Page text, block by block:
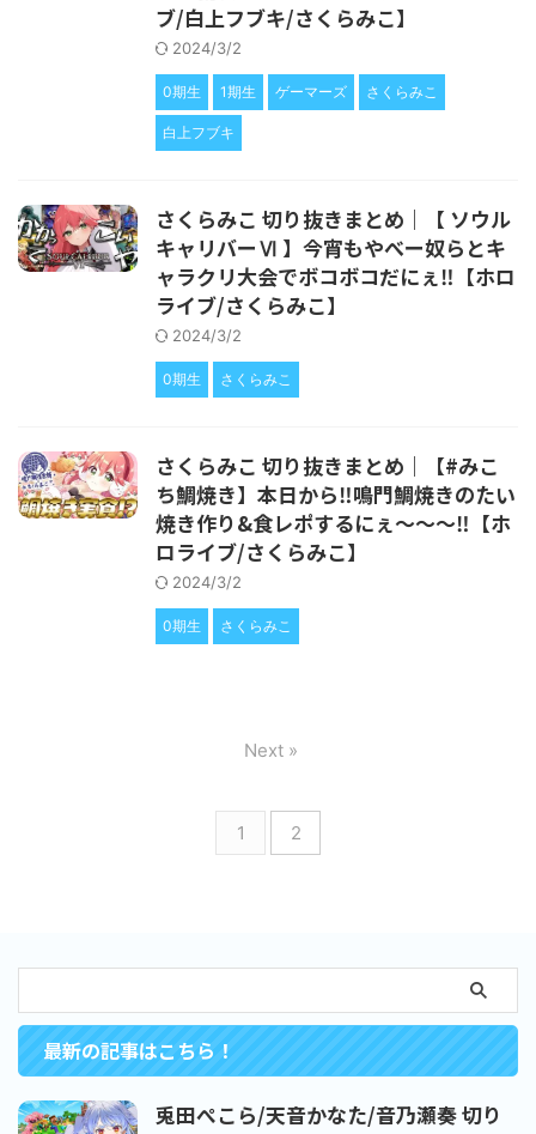
ブ/白上フブキ/さくらみこ】
2024/3/2
0期生 1期生 ゲーマーズ さくらみこ
白上フブキ
さくらみこ 切り抜きまとめ｜【 ソウル
キャリバーⅥ 】今宵もやべー奴らとキ
ャラクリ大会でボコボコだにぇ‼【ホロ
ライブ/さくらみこ】
2024/3/2
0期生 さくらみこ
さくらみこ 切り抜きまとめ｜【#みこ
ち鯛焼き】本日から‼鳴門鯛焼きのたい
焼き作り&食レポするにぇ～～～‼【ホ
ロライブ/さくらみこ】
2024/3/2
0期生 さくらみこ
1 2
Next »
最新の記事はこちら！
兎田ぺこら/天音かなた/音乃瀬奏 切り